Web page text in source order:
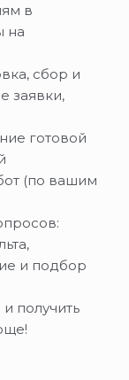
в
на
сбор и
заявки,
готовой
(по вашим
и подбор
получить